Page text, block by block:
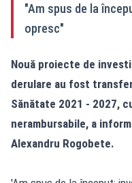
"Am spus de la
opresc"
Nouă proiecte de
derulare au fost
Sănătate 2021 - 2027,
nerambursabile, a
Alexandru Rogobete.